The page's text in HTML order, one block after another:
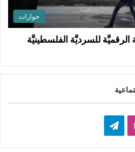
حوارات
للسرديَّة الفلسطينيَّة
ن
ي